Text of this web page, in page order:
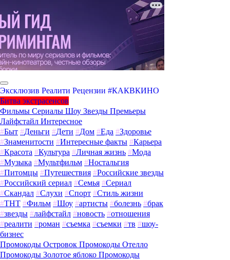
Эксклюзив Реалити Рецензии #КАКВКИНО
Битва экстрасенсов
Фильмы Сериалы Шоу Звезды Премьеры
Лайфстайл Интересное
#Быт #Деньги #Дети #Дом #Еда #Здоровье
#Знаменитости #Интересные факты #Карьера
#Красота #Культура #Личная жизнь #Мода
#Музыка #Мультфильм #Ностальгия
#Питомцы #Путешествия #Российские звезды
#Российский сериал #Семья #Сериал
#Скандал #Слухи #Спорт #Стиль жизни
#ТНТ #Фильм #Шоу #артисты #болезнь #брак
#звезды #лайфстайл #новость #отношения
#реалити #роман #съемка #съемки #тв #шоу-
бизнес
Промокоды Островок Промокоды Отелло
Промокоды Золотое яблоко Промокоды